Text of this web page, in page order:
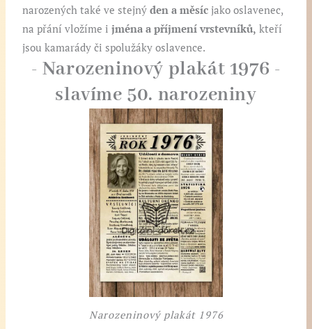
narozených také ve stejnýden a měsícjako oslavenec,
na přání vložíme ijména a příjmení vrstevníků, kteří
jsou kamarády či spolužáky oslavence.
- Narozeninový plakát 1976 -
slavíme 50. narozeniny
Narozeninový plakát 1976